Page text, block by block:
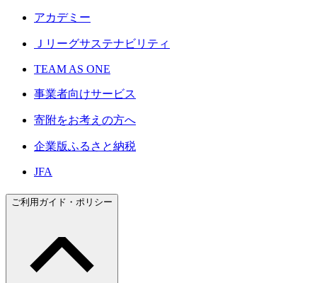
アカデミー
Ｊリーグサステナビリティ
TEAM AS ONE
事業者向けサービス
寄附をお考えの方へ
企業版ふるさと納税
JFA
ご利用ガイド・ポリシー